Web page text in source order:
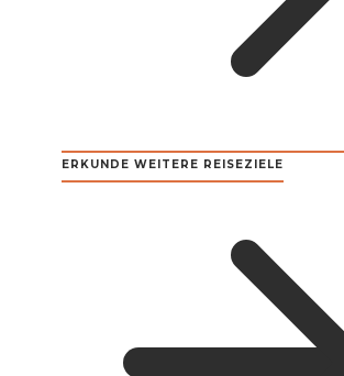
ERKUNDE WEITERE REISEZIELE